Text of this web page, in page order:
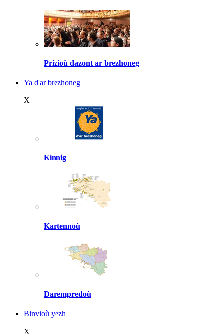
Prizioù dazont ar brezhoneg
Ya d'ar brezhoneg
X
Kinnig
Kartennoù
Darempredoù
Binvioù yezh
X